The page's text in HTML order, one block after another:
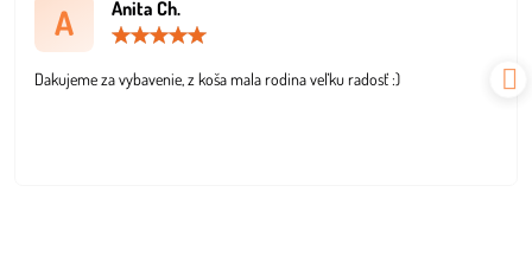
A Anita Ch.
5
Dakujeme za vybavenie, z koša mala rodina veľku radosť :)